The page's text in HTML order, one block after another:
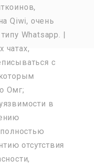
Qiwi, очень
Whatsapp. |
чатах,
с
Омг;
в
отсутствия